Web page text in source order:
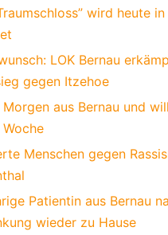
wird heute
LOK Bernau
gegen Itzehoe
Morgen aus Bernau und
Woche
Menschen gegen
Patientin aus Bernau
wieder zu Hause